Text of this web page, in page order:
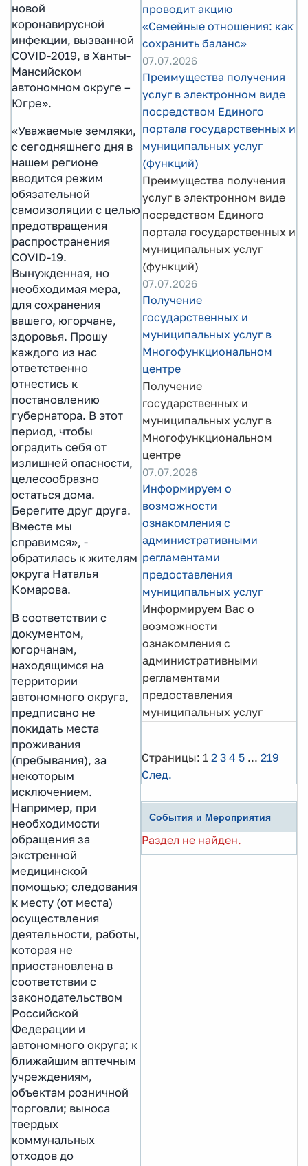
новой
коронавирусной
инфекции, вызванной
COVID-2019, в Ханты-
Мансийском
автономном округе –
Югре».
«Уважаемые земляки,
с сегодняшнего дня в
нашем регионе
вводится режим
обязательной
самоизоляции с целью
предотвращения
распространения
COVID-19.
Вынужденная, но
необходимая мера,
для сохранения
вашего, югорчане,
здоровья. Прошу
каждого из нас
ответственно
отнестись к
постановлению
губернатора. В этот
период, чтобы
оградить себя от
излишней опасности,
целесообразно
остаться дома.
Берегите друг друга.
Вместе мы
справимся», -
обратилась к жителям
округа Наталья
Комарова.
В соответствии с
документом,
югорчанам,
находящимся на
территории
автономного округа,
предписано не
покидать места
проживания
(пребывания), за
некоторым
исключением.
Например, при
необходимости
обращения за
экстренной
медицинской
помощью; следования
к месту (от места)
осуществления
деятельности, работы,
которая не
приостановлена в
соответствии с
законодательством
Российской
Федерации и
автономного округа; к
ближайшим аптечным
учреждениям,
объектам розничной
торговли; выноса
твердых
коммунальных
отходов до
проводит акцию
«Семейные отношения: как
сохранить баланс»
07.07.2026
Преимущества получения
услуг в электронном виде
посредством Единого
портала государственных и
муниципальных услуг
(функций)
Преимущества получения
услуг в электронном виде
посредством Единого
портала государственных и
муниципальных услуг
(функций)
07.07.2026
Получение
государственных и
муниципальных услуг в
Многофункциональном
центре
Получение
государственных и
муниципальных услуг в
Многофункциональном
центре
07.07.2026
Информируем о
возможности
ознакомления с
административными
регламентами
предоставления
муниципальных услуг
Информируем Вас о
возможности
ознакомления с
административными
регламентами
предоставления
муниципальных услуг
Страницы: 1 2 3 4 5 ... 219
След.
События и Мероприятия
Раздел не найден.